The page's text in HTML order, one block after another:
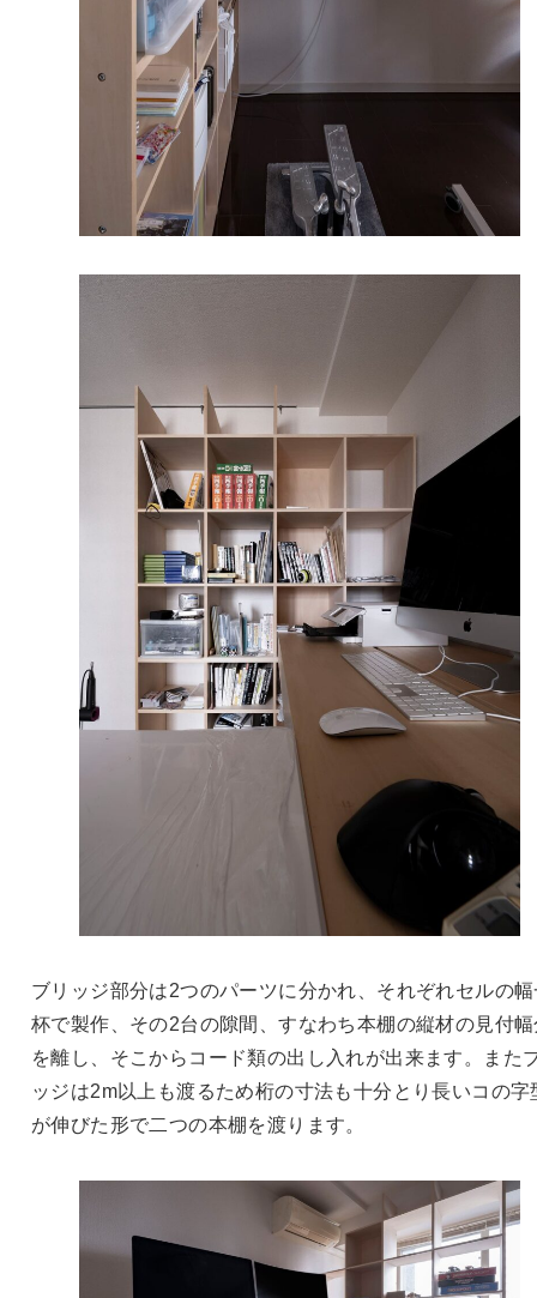
ブリッジ部分は2つのパーツに分かれ、それぞれセルの
杯で製作、その2台の隙間、すなわち本棚の縦材の見付
を離し、そこからコード類の出し入れが出来ます。また
ッジは2m以上も渡るため桁の寸法も十分とり長いコの字
が伸びた形で二つの本棚を渡ります。